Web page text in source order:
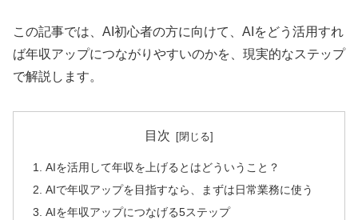
この記事では、AI初心者の方に向けて、AIをどう活用すれ
ば年収アップにつながりやすいのかを、現実的なステップ
で解説します。
目次
AIを活用して年収を上げるとはどういうこと？
AIで年収アップを目指すなら、まずは日常業務に使う
AIを年収アップにつなげる5ステップ